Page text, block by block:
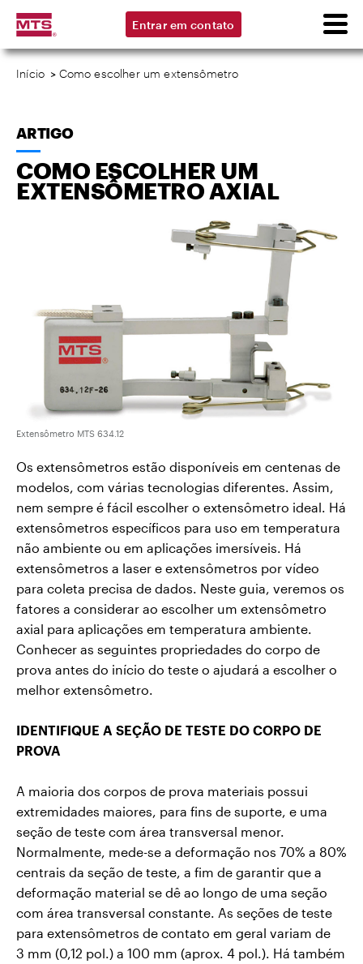
Entrar em contato
Início > Como escolher um extensômetro
ARTIGO
COMO ESCOLHER UM
EXTENSÔMETRO AXIAL
Extensômetro MTS 634.12
Os extensômetros estão disponíveis em centenas de
modelos, com várias tecnologias diferentes. Assim,
nem sempre é fácil escolher o extensômetro ideal. Há
extensômetros específicos para uso em temperatura
não ambiente ou em aplicações imersíveis. Há
extensômetros a laser e extensômetros por vídeo
para coleta precisa de dados. Neste guia, veremos os
fatores a considerar ao escolher um extensômetro
axial para aplicações em temperatura ambiente.
Conhecer as seguintes propriedades do corpo de
prova antes do início do teste o ajudará a escolher o
melhor extensômetro.
IDENTIFIQUE A SEÇÃO DE TESTE DO CORPO DE
PROVA
A maioria dos corpos de prova materiais possui
extremidades maiores, para fins de suporte, e uma
seção de teste com área transversal menor.
Normalmente, mede-se a deformação nos 70% a 80%
centrais da seção de teste, a fim de garantir que a
deformação material se dê ao longo de uma seção
com área transversal constante. As seções de teste
para extensômetros de contato em geral variam de
3 mm (0,12 pol.) a 100 mm (aprox. 4 pol.). Há também